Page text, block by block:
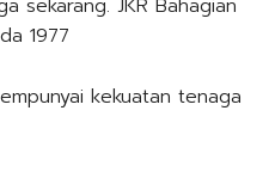
sekarang. JKR Bahagian
1977
kekuatan tenaga